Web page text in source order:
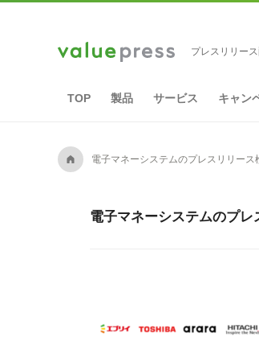
プレスリリー
TOP 製品 サービス キャン
A 電子マネーシステムのプレスリリース
電子マネーシステムのプレ